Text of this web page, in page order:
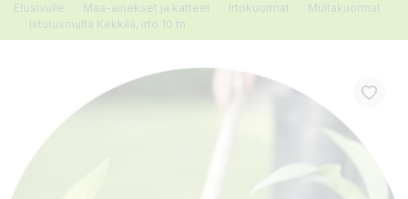
Etusivulle Maa-ainekset ja katteet Irtokuormat
Multakuormat
Istutusmulta Kekkilä, irto 10 tn